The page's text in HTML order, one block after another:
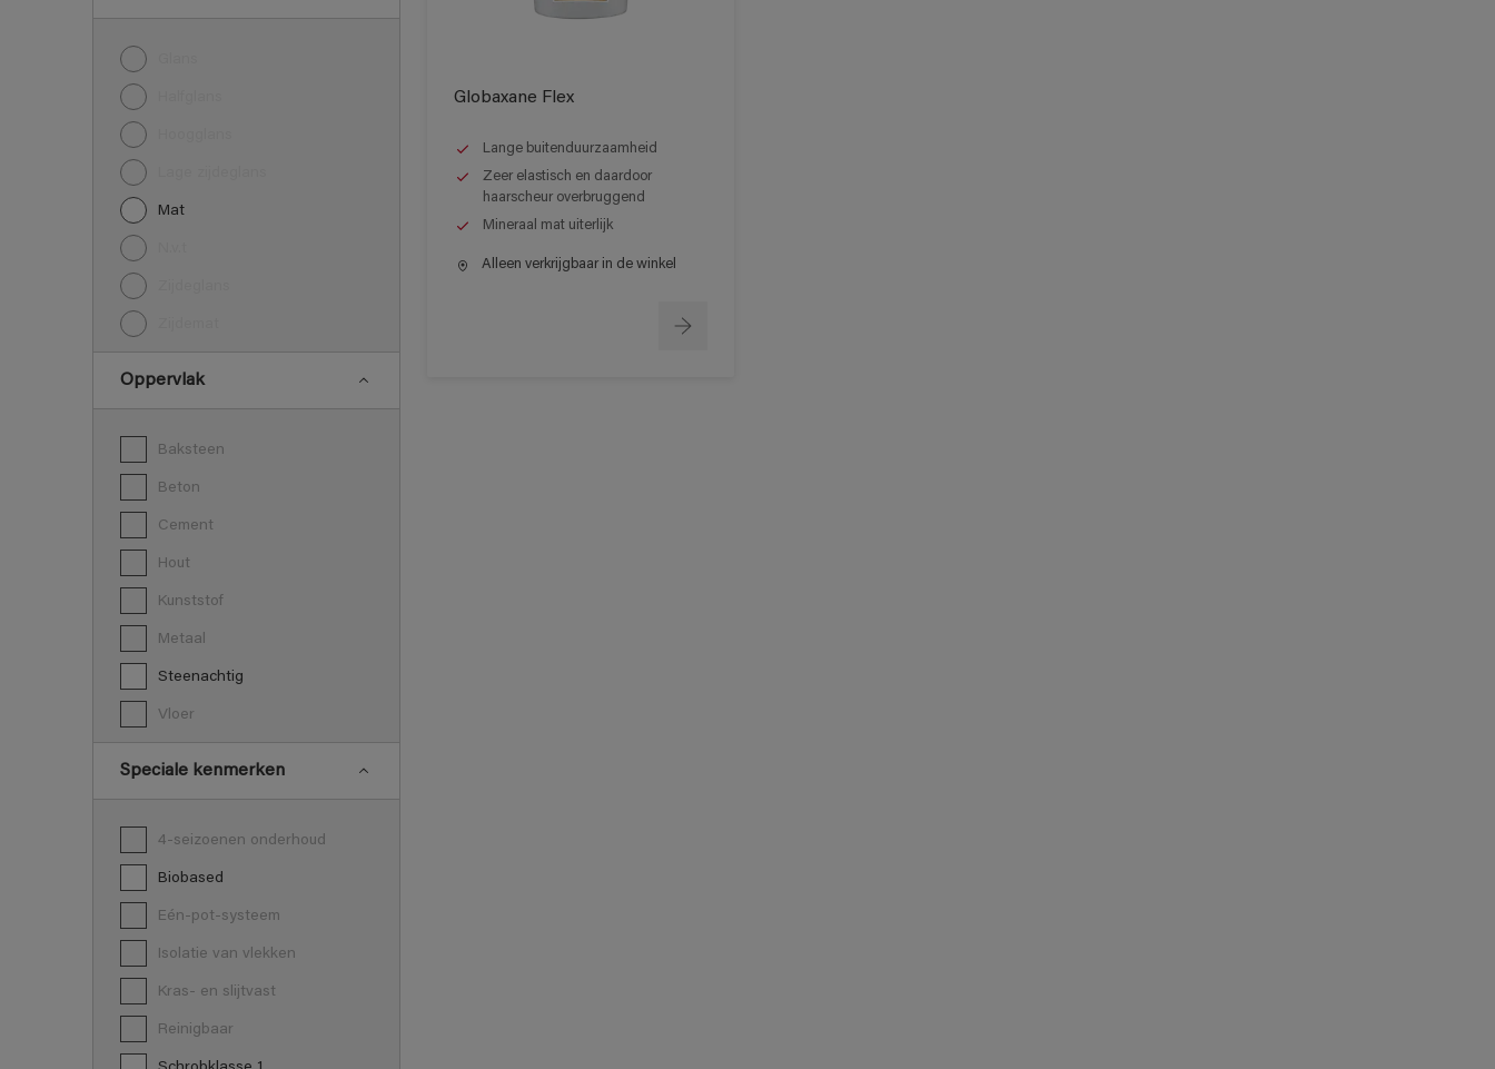
Mat
Oppervlak
Baksteen
Beton
Cement
Hout
Kunststof
Metaal
Steenachtig
Vloer
Speciale kenmerken
4-seizoenen onderhoud
Biobased
Eén-pot-systeem
Isolatie van vlekken
Kras- en slijtvast
Reinigbaar
Globaxane Flex
Lange buitenduurzaamheid
Zeer elastisch en daardoor
haarscheur overbruggend
Mineraal mat uiterlijk
Alleen verkrijgbaar in de winkel